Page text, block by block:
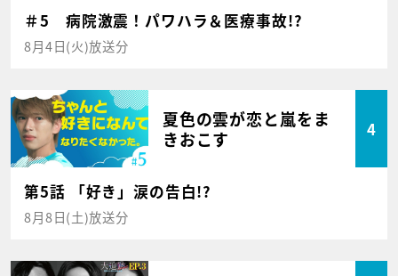
＃5 病院激震！パワハラ＆医療事故!?
8月4日(火)放送分
夏色の雲が恋と嵐をま
きおこす
4
第5話 「好き」涙の告白!?
8月8日(土)放送分